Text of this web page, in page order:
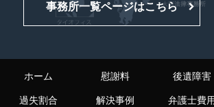
事務所一覧ページはこちら
ホーム 慰謝料 後遺障害
過失割合 解決事例 弁護士費用